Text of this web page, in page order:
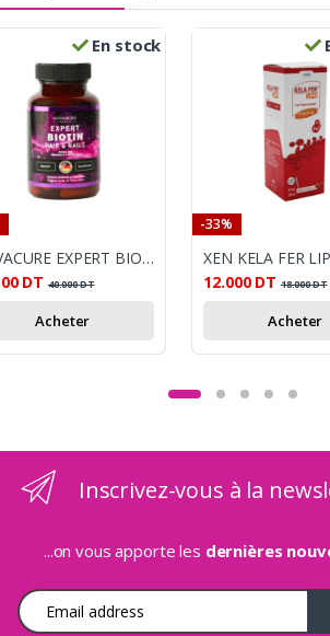
En stock
NOVACURE EXPERT BIOTIN HAIR & NAILS 30 GELULES
DT 40.000DT
Acheter
-33%
12.000 DT 18.000DT
Acheter
Inscrivez-vous à la
...on vous apporte les dernières
Adresse e-mail